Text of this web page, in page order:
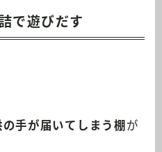
で遊びだす
手が届いてしまう棚 が